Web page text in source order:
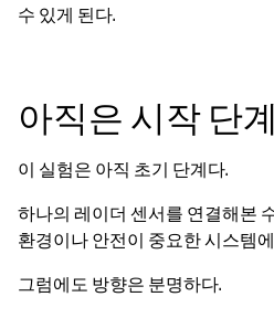
수 있게 된다.
아직은 시작 단계
이 실험은 아직 초기 단계다.
하나의 레이더 센서를 연결해본
환경이나 안전이 중요한 시스템
그럼에도 방향은 분명하다.